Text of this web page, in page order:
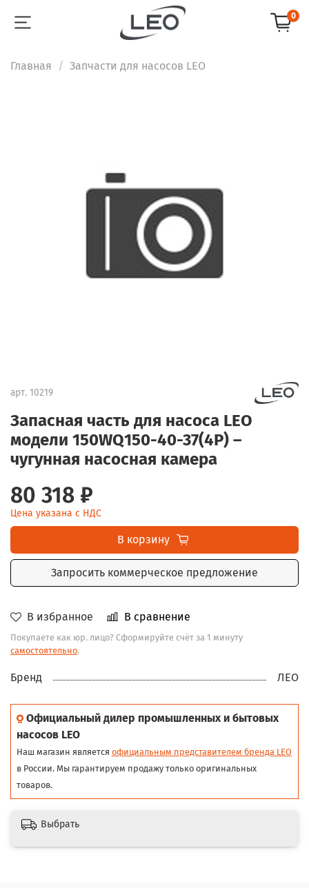
0
Главная Запчасти для насосов LEO
арт. 10219
Запасная часть для насоса LEO
модели 150WQ150-40-37(4P) –
чугунная насосная камера
В избранное В сравнение
Покупаете как юр. лицо? Сформируйте счёт за 1 минуту
самостоятельно.
80 318 ₽
Цена указана с НДС
В корзину
Запросить коммерческое предложение
Бренд ЛЕО
Официальный дилер промышленных и бытовых
насосов LEO
Наш магазин является официальным представителем бренда LEO
в России. Мы гарантируем продажу только оригинальных
товаров.
Выбрать